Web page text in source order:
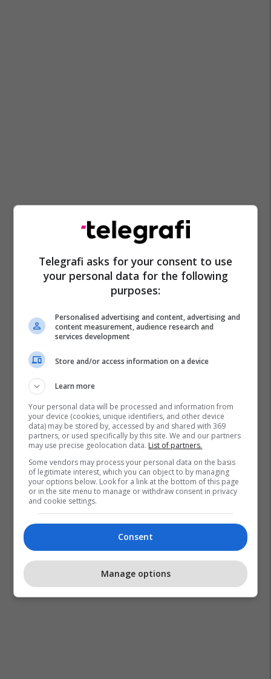
Azerbajxhani Irani Lufta Në Iran
Telegrafi asks for your consent to use
your personal data for the following
purposes:
Personalised advertising and content, advertising and
content measurement, audience research and
services development
Store and/or access information on a device
Learn more
Your personal data will be processed and information from
your device (cookies, unique identifiers, and other device
data) may be stored by, accessed by and shared with 369
partners, or used specifically by this site. We and our partners
may use precise geolocation data. List of partners.
Some vendors may process your personal data on the basis
of legitimate interest, which you can object to by managing
your options below. Look for a link at the bottom of this page
or in the site menu to manage or withdraw consent in privacy
and cookie settings.
Consent
Manage options